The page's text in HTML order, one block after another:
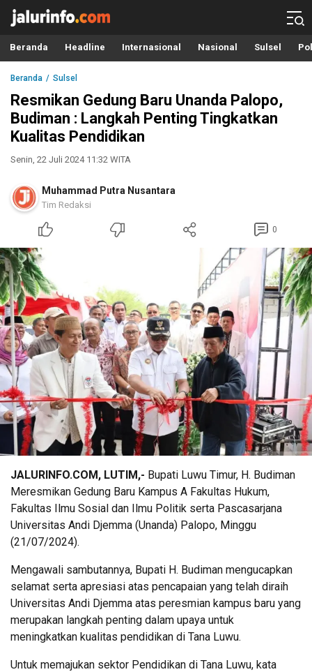
Info Terbaru, Berita Terkini Hari Ini, Jalurinfo.com
Terkini, Akurat dan Terpercaya
Beranda Headline Internasional Nasional Sulsel
Beranda Sulsel
Resmikan Gedung Baru Unanda Palopo,
Budiman : Langkah Penting Tingkatkan
Kualitas Pendidikan
Senin, 22 Juli 2024 11:32 WITA
Muhammad Putra Nusantara
Tim Redaksi
0
JALURINFO.COM, LUTIM,- Bupati Luwu Timur, H. Budiman
Meresmikan Gedung Baru Kampus A Fakultas Hukum,
Fakultas Ilmu Sosial dan Ilmu Politik serta Pascasarjana
Universitas Andi Djemma (Unanda) Palopo, Minggu
(21/07/2024).
Mengawali sambutannya, Bupati H. Budiman mengucapkan
selamat serta apresiasi atas pencapaian yang telah diraih
Universitas Andi Djemma atas peresmian kampus baru yang
merupakan langkah penting dalam upaya untuk
meningkatkan kualitas pendidikan di Tana Luwu.
Untuk memajukan sektor Pendidikan di Tana Luwu, kata